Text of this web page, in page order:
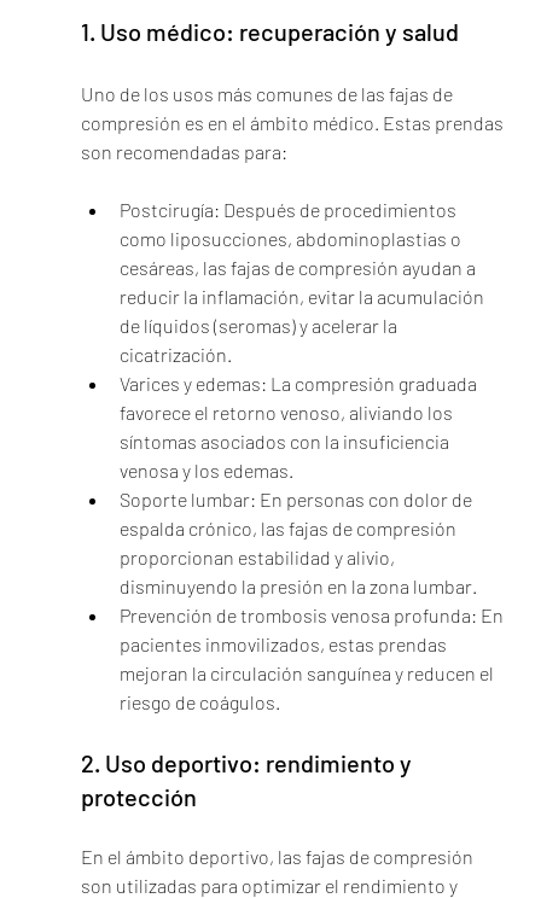
1. Uso médico: recuperación y salud
Uno de los usos más comunes de las fajas de
compresión es en el ámbito médico. Estas prendas
son recomendadas para:
Postcirugía: Después de procedimientos
como liposucciones, abdominoplastias o
cesáreas, las fajas de compresión ayudan a
reducir la inflamación, evitar la acumulación
de líquidos (seromas) y acelerar la
cicatrización.
Varices y edemas: La compresión graduada
favorece el retorno venoso, aliviando los
síntomas asociados con la insuficiencia
venosa y los edemas.
Soporte lumbar: En personas con dolor de
espalda crónico, las fajas de compresión
proporcionan estabilidad y alivio,
disminuyendo la presión en la zona lumbar.
Prevención de trombosis venosa profunda: En
pacientes inmovilizados, estas prendas
mejoran la circulación sanguínea y reducen el
riesgo de coágulos.
2. Uso deportivo: rendimiento y
protección
En el ámbito deportivo, las fajas de compresión
son utilizadas para optimizar el rendimiento y